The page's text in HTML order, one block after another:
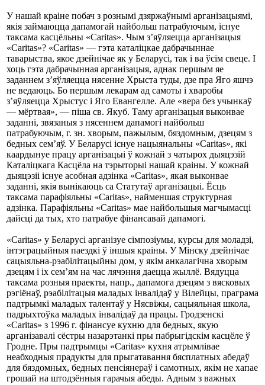
У нашай краіне побач з рознымі дзяржаўнымі арганізацыямі,
якія займаюцца дапамогай найбольш патрабуючым, існуе
таксама касцёльны «Caritas». Чым з’яўляецца арганізацыя
«Саritas»? «Caritas» — гэта каталіцкае дабрачыннае
таварыства, якое дзейнічае як у Беларусі, так і ва ўсім свеце. І
хоць гэта дабрачынная арганізацыя, аднак першым яе
заданнем з’яўляецца нясенне Хрыста туды, дзе пра Яго яшчэ
не ведаюць. Бо першым лекарам ад самоты і хваробы
з’яўляецца Хрыстус і Яго Евангелле. Але «вера без учынкаў
— мёртвая», — піша св. Якуб. Таму арганізацыя выконвае
заданні, звязаныя з нясеннем дапамогі найбольш
патрабуючым, г. зн. хворым, пажылым, бяздомным, дзецям з
бедных сем’яў. У Беларусі існуе нацыянальны «Caritas», які
каардынуе працу арганізацыі ў кожнай з чатырох дыяцэзій
Каталіцкага Касцёла на тэрыторыі нашай краіны. У кожнай
дыяцэзіі існуе асобная адзінка «Caritas», якая выконвае
заданні, якія вынікаюць са Статутаў арганізацыі. Ёсць
таксама парафіяльны «Caritas», найменшая структурная
адзінка. Парафіяльны «Caritas» мае найбольшыя магчымасці
дайсці да тых, хто патрабуе фінансавай дапамогі.
«Caritas» у Беларусі арганізуе сімпозіумы, курсы для моладзі,
інтэграцыйныя паездкі ў іншыя краіны. У Мінску дзейнічае
сацыяльна-рэабілітацыйны дом, у якім анкалагічна хворым
дзецям і іх сем’ям на час лячэння даецца жыллё. Вядуцца
таксама розныя праекты, напр., дапамога дзецям з вясковых
рэгіёнаў, рэабілітацыя маладых інвалідаў у Вілейцы, праграма
падтрымкі маладых талентаў у Нясвіжы, сацыяльная школа,
падрыхтоўка маладых інвалідаў да працы. Гродзенскі
«Caritas» з 1996 г. фінансуе кухню для бедных, якую
арганізавалі сёстры назарэтанкі пры пабрыгідскім касцёле ў
Гродне. Пры падтрымцы «Caritas» кухня атрымлівае
неабходныя прадукты для прыгатавання бясплатных абедаў
для бяздомных, бедных пенсіянераў і самотных, якім не хапае
грошай на штодзённыя гарачыя абеды. Адным з важных